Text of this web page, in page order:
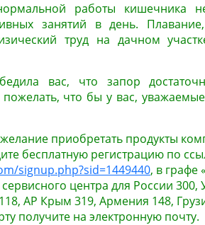
работы кишечника
занятий в день.
труд на дачном
вас, что запор
пожелать, что бы у вас,
желание приобретать продукты
бесплатную регистрацию по
signup.php?sid=1449440, в графе
центра для России 300,
АР Крым 319, Армения 148,
получите на электронную почту.